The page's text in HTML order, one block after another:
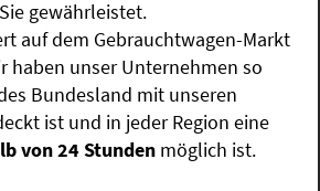
gewährleistet.
auf dem Gebrauchtwagen-Markt
haben unser Unternehmen so
Bundesland mit unseren
ist und in jeder Region eine
von 24 Stunden möglich ist.